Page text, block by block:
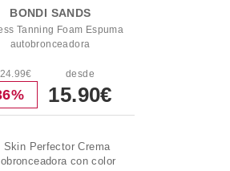
BONDI SANDS
Tanning Foam Espuma
autobronceadora
desde
15.90€